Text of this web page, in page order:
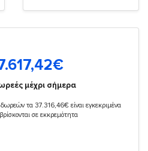
€
μέχρι σήμερα
τα 37.316,46€ είναι εγκεκριμένα
σε εκκρεμότητα